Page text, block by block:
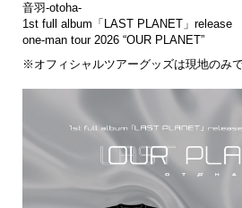
音羽-otoha-
1st full album「LAST PLANET」release
one-man tour 2026 “OUR PLANET”
※オフィシャルツアーグッズは現地のみ